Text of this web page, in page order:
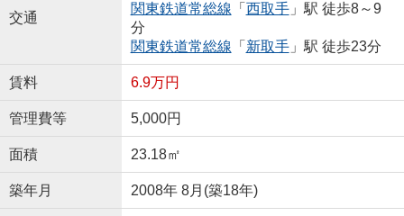
交通
関東鉄道常総線 「 西取手」駅 徒歩8～9
分
関東鉄道常総線 「 新取手」駅 徒歩23分
賃料 6.9万円
管理費等 5,000円
面積 23.18㎡
築年月 2008年 8月(築18年)